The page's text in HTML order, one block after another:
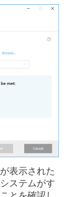
表示された
ステムがす
とを確認し